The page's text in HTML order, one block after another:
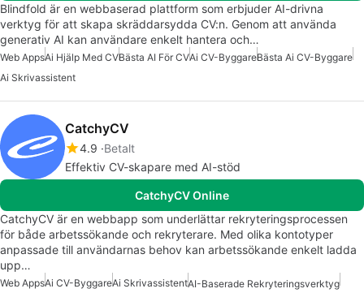
Blindfold är en webbaserad plattform som erbjuder AI-drivna
verktyg för att skapa skräddarsydda CV:n. Genom att använda
generativ AI kan användare enkelt hantera och…
Web AppsAi Hjälp Med CVBästa AI För CVAi CV-ByggareBästa Ai CV-Byggare
Ai Skrivassistent
CatchyCV
4.9 Betalt
Effektiv CV-skapare med AI-stöd
CatchyCV Online
CatchyCV är en webbapp som underlättar rekryteringsprocessen
för både arbetssökande och rekryterare. Med olika kontotyper
anpassade till användarnas behov kan arbetssökande enkelt ladda
upp…
Web AppsAi CV-ByggareAi SkrivassistentAI-Baserade Rekryteringsverktyg